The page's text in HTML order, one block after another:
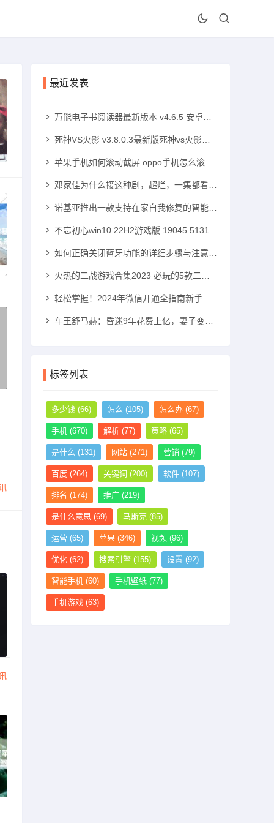
最近发表
万能电子书阅读器最新版本 v4.6.5 安卓版手机txt阅读器「万能电子书阅读器最新版本 v4.6.5 安卓版」
死神VS火影 v3.8.0.3最新版死神vs火影手机版「死神VS火影 v3.8.0.3最新版」
苹果手机如何滚动截屏 oppo手机怎么滚动截屏苹果手机怎么滚动截屏「苹果手机如何滚动截屏 oppo手机怎么滚动截屏」
邓家佳为什么接这种剧，超烂，一集都看不下去！高中可以带手机吗「邓家佳为什么接这种剧，超烂，一集都看不下去！」
诺基亚推出一款支持在家自我修复的智能手机诺基亚智能手机「诺基亚推出一款支持在家自我修复的智能手机」
不忘初心win10 22H2游戏版 19045.5131 x64无更新版windows10手机版「不忘初心win10 22H2游戏版 19045.5131 x64无更新版」
如何正确关闭蓝牙功能的详细步骤与注意事项蓝牙手机「如何正确关闭蓝牙功能的详细步骤与注意事项」
火热的二战游戏合集2023 必玩的5款二战游戏推荐二战游戏手机游戏「火热的二战游戏合集2023 必玩的5款二战游戏推荐」
轻松掌握！2024年微信开通全指南新手机号怎么注册微信「轻松掌握！2024年微信开通全指南」
车王舒马赫：昏迷9年花费上亿，妻子变卖其私人飞机和别墅法拉利手机「车王舒马赫：昏迷9年花费上亿，妻子变卖其私人飞机和别墅」
标签列表
多少钱 (66) 怎么 (105) 怎么办 (67)
手机 (670) 解析 (77) 策略 (65)
是什么 (131) 网站 (271) 营销 (79)
百度 (264) 关键词 (200) 软件 (107)
排名 (174) 推广 (219)
是什么意思 (69) 马斯克 (85)
运营 (65) 苹果 (346) 视频 (96)
优化 (62) 搜索引擎 (155) 设置 (92)
智能手机 (60) 手机壁纸 (77)
手机游戏 (63)